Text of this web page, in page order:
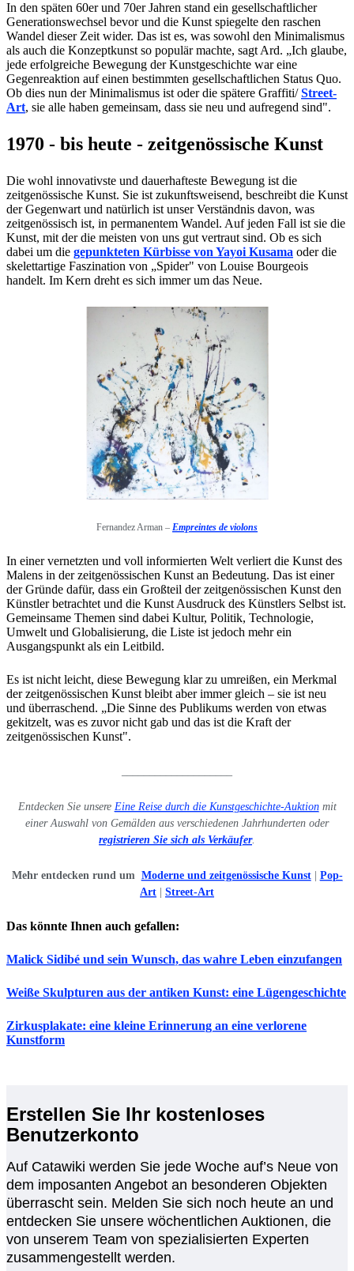
In den späten 60er und 70er Jahren stand ein gesellschaftlicher
Generationswechsel bevor und die Kunst spiegelte den raschen
Wandel dieser Zeit wider. Das ist es, was sowohl den Minimalismus
als auch die Konzeptkunst so populär machte, sagt Ard. „Ich glaube,
jede erfolgreiche Bewegung der Kunstgeschichte war eine
Gegenreaktion auf einen bestimmten gesellschaftlichen Status Quo.
Ob dies nun der Minimalismus ist oder die spätere Graffiti/Street-
Art, sie alle haben gemeinsam, dass sie neu und aufregend sind".
1970 - bis heute - zeitgenössische Kunst
Die wohl innovativste und dauerhafteste Bewegung ist die
zeitgenössische Kunst. Sie ist zukunftsweisend, beschreibt die Kunst
der Gegenwart und natürlich ist unser Verständnis davon, was
zeitgenössisch ist, in permanentem Wandel. Auf jeden Fall ist sie die
Kunst, mit der die meisten von uns gut vertraut sind. Ob es sich
dabei um die gepunkteten Kürbisse von Yayoi Kusama oder die
skelettartige Faszination von „Spider" von Louise Bourgeois
handelt. Im Kern dreht es sich immer um das Neue.
Fernandez Arman – Empreintes de violons
In einer vernetzten und voll informierten Welt verliert die Kunst des
Malens in der zeitgenössischen Kunst an Bedeutung. Das ist einer
der Gründe dafür, dass ein Großteil der zeitgenössischen Kunst den
Künstler betrachtet und die Kunst Ausdruck des Künstlers Selbst ist.
Gemeinsame Themen sind dabei Kultur, Politik, Technologie,
Umwelt und Globalisierung, die Liste ist jedoch mehr ein
Ausgangspunkt als ein Leitbild.
Es ist nicht leicht, diese Bewegung klar zu umreißen, ein Merkmal
der zeitgenössischen Kunst bleibt aber immer gleich – sie ist neu
und überraschend. „Die Sinne des Publikums werden von etwas
gekitzelt, was es zuvor nicht gab und das ist die Kraft der
zeitgenössischen Kunst".
Entdecken Sie unsere Eine Reise durch die Kunstgeschichte-Auktionmit
einer Auswahl von Gemälden aus verschiedenen Jahrhunderten oder
registrieren Sie sich als Verkäufer.
Mehr entdecken rund um Moderne und zeitgenössische Kunst| Pop-
Art
Street-Art
Das könnte Ihnen auch gefallen:
Malick Sidibé und sein Wunsch, das wahre Leben einzufangen
Weiße Skulpturen aus der antiken Kunst: eine Lügengeschichte
Zirkusplakate: eine kleine Erinnerung an eine verlorene
Kunstform
Erstellen Sie Ihr kostenloses
Benutzerkonto
Auf Catawiki werden Sie jede Woche auf’s Neue von
dem imposanten Angebot an besonderen Objekten
überrascht sein. Melden Sie sich noch heute an und
entdecken Sie unsere wöchentlichen Auktionen, die
von unserem Team von spezialisierten Experten
zusammengestellt werden.